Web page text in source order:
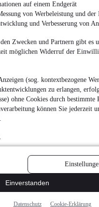
auf einem Endgerät
von Werbeleistung und der
und Verbesserung von
Zwecken und Partnern gibt es
möglichen Widerruf der
(sog. kontextbezogene
zu erlangen,
ohne Cookies durch bestimmte
können Sie jederzeit
Einverstanden
Datenschutz Cookie-Erklärung